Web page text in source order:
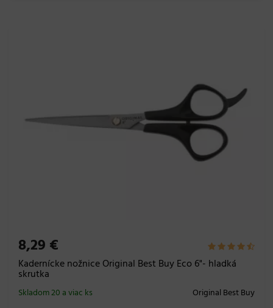
8,29 €
Kadernícke nožnice Original Best Buy Eco 6"- hladká
skrutka
Original Best Buy
Skladom 20 a viac ks